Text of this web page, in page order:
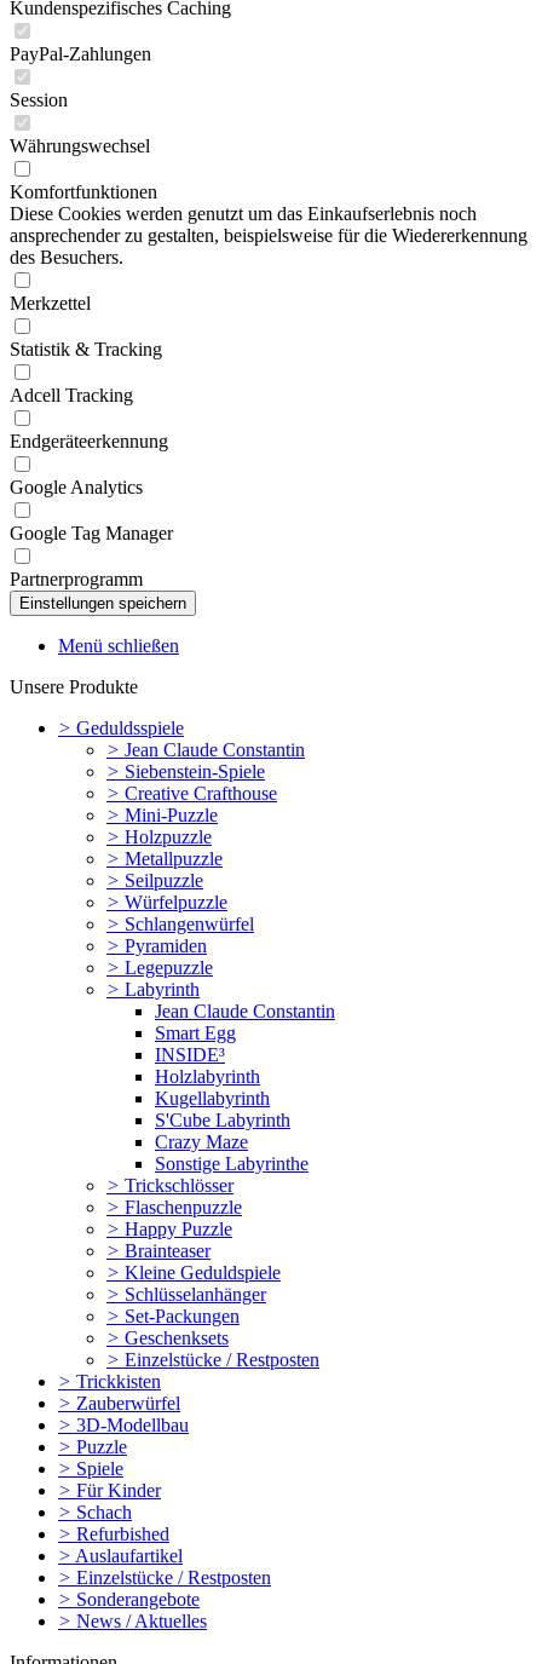
Kundenspezifisches Caching
PayPal-Zahlungen
Session
Währungswechsel
Komfortfunktionen
Diese Cookies werden genutzt um das Einkaufserlebnis noch
ansprechender zu gestalten, beispielsweise für die Wiedererkennung
des Besuchers.
Merkzettel
Statistik & Tracking
Adcell Tracking
Endgeräteerkennung
Google Analytics
Google Tag Manager
Partnerprogramm
Menü schließen
Unsere Produkte
> Geduldsspiele
> Jean Claude Constantin
> Siebenstein-Spiele
> Creative Crafthouse
> Mini-Puzzle
> Holzpuzzle
> Metallpuzzle
> Seilpuzzle
> Würfelpuzzle
> Schlangenwürfel
> Pyramiden
> Legepuzzle
> Labyrinth
Jean Claude Constantin
Smart Egg
INSIDE³
Holzlabyrinth
Kugellabyrinth
S'Cube Labyrinth
Crazy Maze
Sonstige Labyrinthe
> Trickschlösser
> Flaschenpuzzle
> Happy Puzzle
> Brainteaser
> Kleine Geduldspiele
> Schlüsselanhänger
> Set-Packungen
> Geschenksets
> Einzelstücke / Restposten
> Trickkisten
> Zauberwürfel
> 3D-Modellbau
> Puzzle
> Spiele
> Für Kinder
> Schach
> Refurbished
> Auslaufartikel
> Einzelstücke / Restposten
> Sonderangebote
> News / Aktuelles